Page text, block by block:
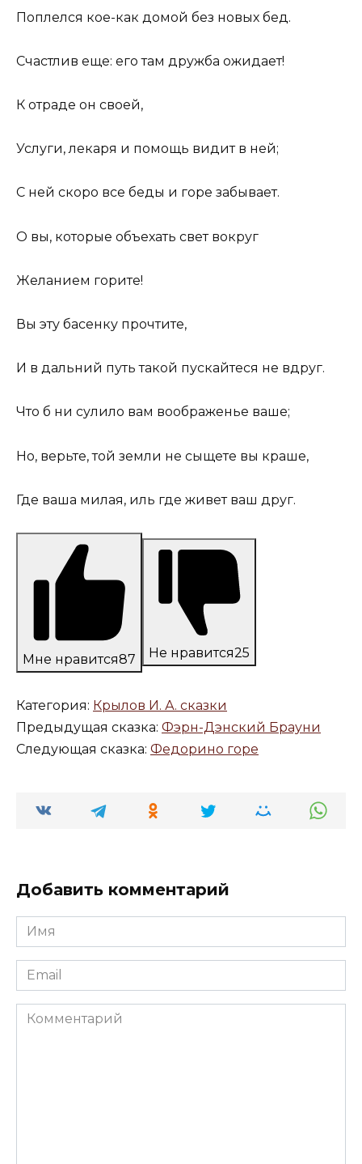
Поплелся кое-как домой без новых бед.
Счастлив еще: его там дружба ожидает!
К отраде он своей,
Услуги, лекаря и помощь видит в ней;
С ней скоро все беды и горе забывает.
О вы, которые объехать свет вокруг
Желанием горите!
Вы эту басенку прочтите,
И в дальний путь такой пускайтеся не вдруг.
Что б ни сулило вам воображенье ваше;
Но, верьте, той земли не сыщете вы краше,
Где ваша милая, иль где живет ваш друг.
Мне нравится87 Не нравится25
Категория: Крылов И. А. сказки
Предыдущая сказка: Фэрн-Дэнский Брауни
Следующая сказка: Федорино горе
Добавить комментарий
Имя
*
Email
*
Комментарий